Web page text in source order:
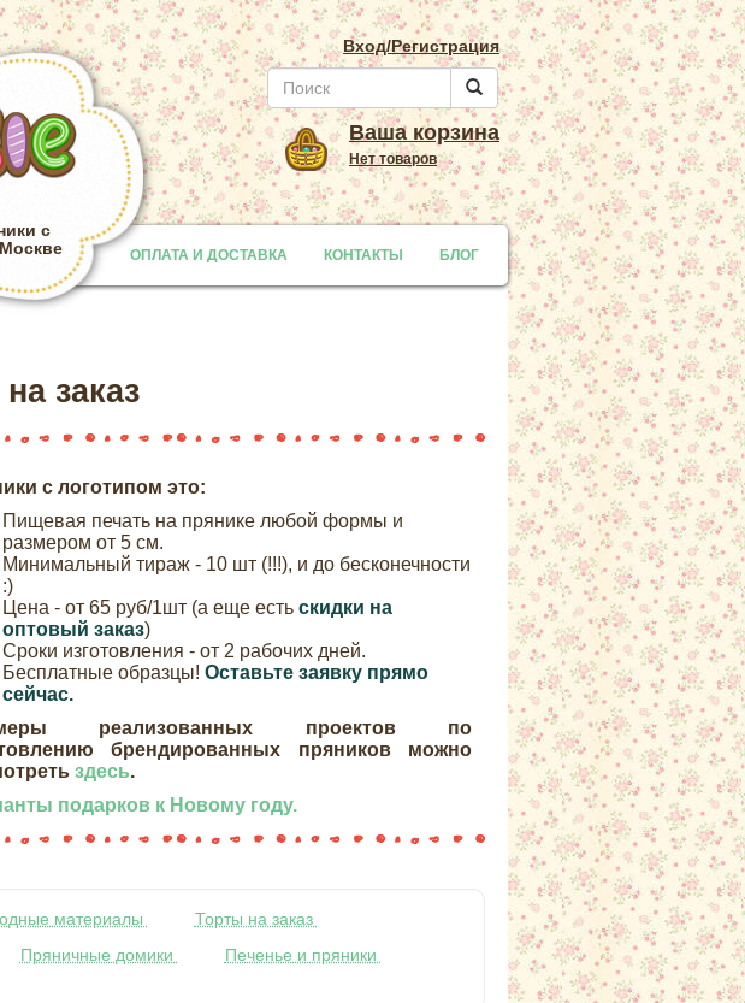
Вход/Регистрация
Ваша корзина
Нет товаров
с
ОПЛАТА И ДОСТАВКА КОНТАКТЫ БЛОГ
Provided by
заказ
с логотипом это:
Пищевая печать на прянике любой формы и
размером от 5 см.
Минимальный тираж - 10 шт (!!!), и до бесконечности
:)
Цена - от 65 руб/1шт (а еще есть скидки на
оптовый заказ)
Сроки изготовления - от 2 рабочих дней.
Бесплатные образцы! Оставьте заявку прямо
сейчас.
реализованных проектов по
брендированных пряников можно
здесь.
подарков к Новому году.
материалы
Торты на заказ
Пряничные домики
Печенье и пряники